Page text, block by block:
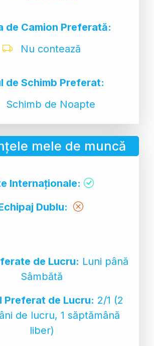
de Camion Preferată:
Nu contează
de Schimb Preferat:
Schimb de Noapte
mele de muncă
Internaționale:
Dublu:
de Lucru: Luni până
Sâmbătă
Preferat de Lucru: 2/1 (2
de lucru, 1 săptămână
liber)